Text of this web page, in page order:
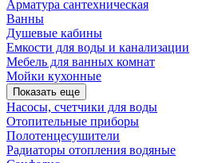
Арматура сантехническая
Ванны
Душевые кабины
Емкости для воды и канализации
Мебель для ванных комнат
Мойки кухонные
Показать еще
Насосы, счетчики для воды
Отопительные приборы
Полотенцесушители
Радиаторы отопления водяные